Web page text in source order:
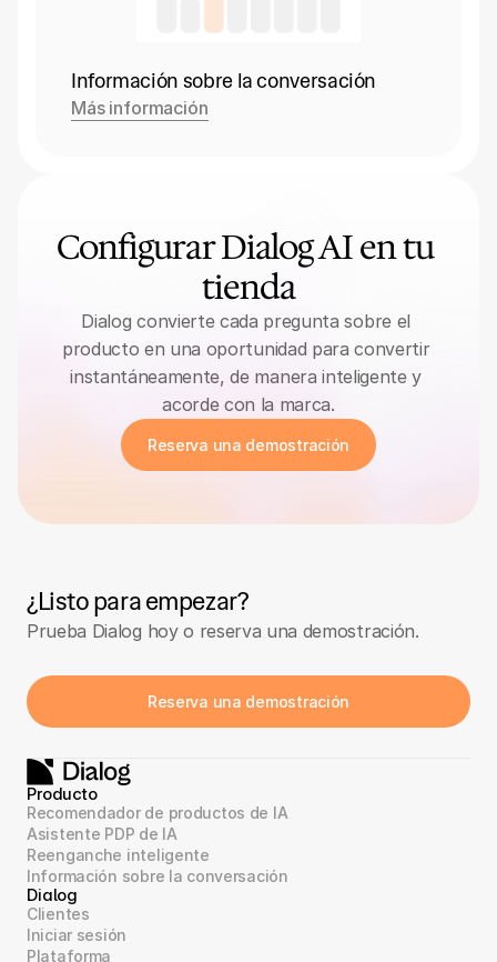
Información sobre la conversación
Más información
Configurar Dialog AI en tu
tienda
Dialog convierte cada pregunta sobre el
producto en una oportunidad para convertir
instantáneamente, de manera inteligente y
acorde con la marca.
Reserva una demostración
¿Listo para empezar?
Prueba Dialog hoy o reserva una demostración.
Reserva una demostración
Producto
Recomendador de productos de IA
Asistente PDP de IA
Reenganche inteligente
Información sobre la conversación
Dialog
Clientes
Iniciar sesión
Plataforma